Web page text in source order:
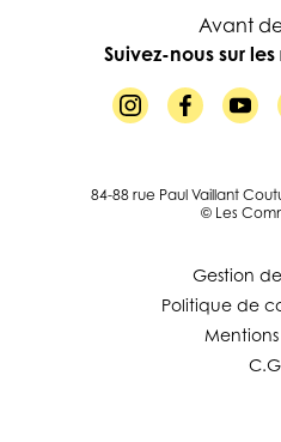
Avant
Suivez-nous sur
84-88 rue Paul Vaillant
© Les
Gestion
Politique de